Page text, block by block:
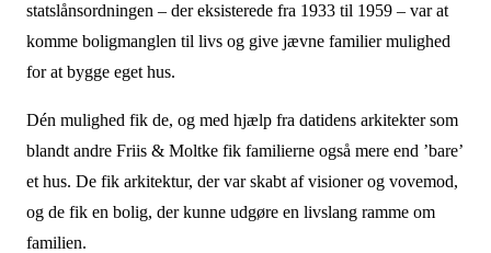
statslånsordningen – der eksisterede fra 1933 til 1959 – var at
komme boligmanglen til livs og give jævne familier mulighed
for at bygge eget hus.
Dén mulighed fik de, og med hjælp fra datidens arkitekter som
blandt andre Friis & Moltke fik familierne også mere end ’bare’
et hus. De fik arkitektur, der var skabt af visioner og vovemod,
og de fik en bolig, der kunne udgøre en livslang ramme om
familien.